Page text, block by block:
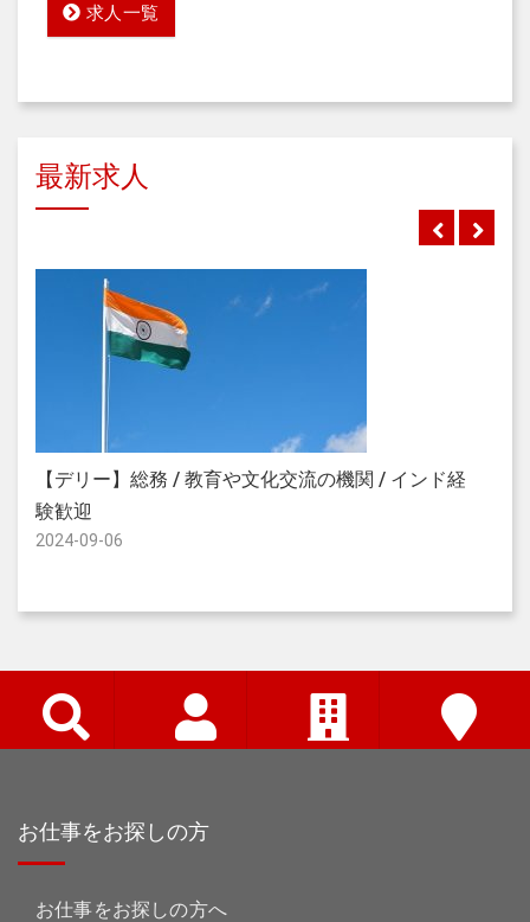
求人一覧
最新求人
【デリー】総務 / 教育や文化交流の機関 / インド経
験歓迎
2024-09-06
お仕事をお探しの方
お仕事をお探しの方へ